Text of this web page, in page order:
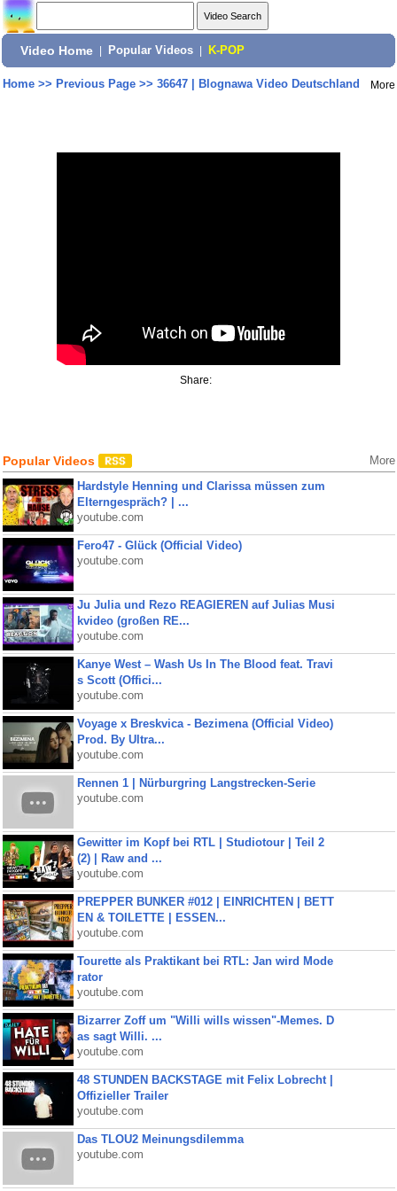
Video Home Popular Videos K-POP
Home>> Previous Page>> 36647 | Blognawa Video Deutschland More
Share:
Popular Videos More
Hardstyle Henning und Clarissa müssen zum
Elterngespräch? | ...
youtube.com
Fero47 - Glück (Official Video)
youtube.com
Ju Julia und Rezo REAGIEREN auf Julias Musi
kvideo (großen RE...
youtube.com
Kanye West – Wash Us In The Blood feat. Travi
s Scott (Offici...
youtube.com
Voyage x Breskvica - Bezimena (Official Video)
Prod. By Ultra...
youtube.com
Rennen 1 | Nürburgring Langstrecken-Serie
youtube.com
Gewitter im Kopf bei RTL | Studiotour | Teil 2
(2) | Raw and ...
youtube.com
PREPPER BUNKER #012 | EINRICHTEN | BETT
EN & TOILETTE | ESSEN...
youtube.com
Tourette als Praktikant bei RTL: Jan wird Mode
rator
youtube.com
Bizarrer Zoff um "Willi wills wissen"-Memes. D
as sagt Willi. ...
youtube.com
48 STUNDEN BACKSTAGE mit Felix Lobrecht |
Offizieller Trailer
youtube.com
Das TLOU2 Meinungsdilemma
youtube.com